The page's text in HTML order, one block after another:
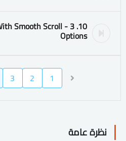
With Smooth Scroll - 3
Options
1
2
3
نظرة عامة